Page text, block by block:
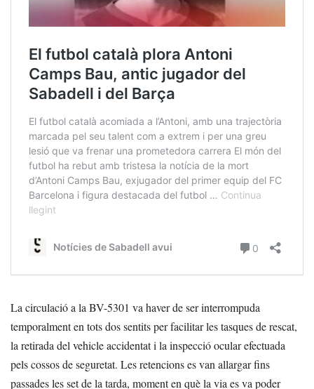
La circulació a la BV-5301 va haver de ser interrompuda
temporalment en tots dos sentits per facilitar les tasques de rescat,
la retirada del vehicle accidentat i la inspecció ocular efectuada
pels cossos de seguretat. Les retencions es van allargar fins
passades les set de la tarda, moment en què la via es va poder